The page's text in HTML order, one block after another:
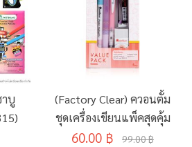
บู
(Factory Clear) ควอนตั้ม
ชุดเครื่องเขียนแพ็คสุดคุ้ม
60.00 ฿ 99.00 ฿